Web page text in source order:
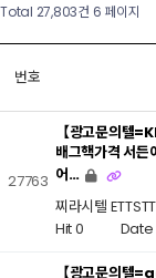
Total 27,803건 6 페이지
번호
27763
【광고문의텔
배그핵가격 서든
어…
찌라시텔 ETTSTT
Hit 0
【광고문의텔